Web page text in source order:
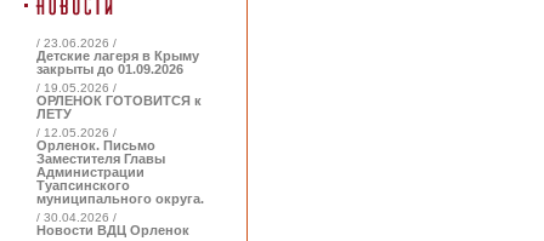
/ 23.06.2026 /
Детские лагеря в Крыму
закрыты до 01.09.2026
/ 19.05.2026 /
ОРЛЕНОК ГОТОВИТСЯ к
ЛЕТУ
/ 12.05.2026 /
Орленок. Письмо
Заместителя Главы
Администрации
Туапсинского
муниципального округа.
/ 30.04.2026 /
Новости ВДЦ Орленок